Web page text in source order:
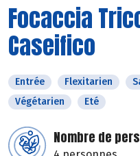
Focaccia
Caseifico
Entrée Flexitarien
Végétarien
Eté
Nombre de